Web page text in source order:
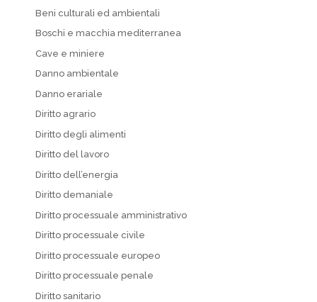
Beni culturali ed ambientali
Boschi e macchia mediterranea
Cave e miniere
Danno ambientale
Danno erariale
Diritto agrario
Diritto degli alimenti
Diritto del lavoro
Diritto dell’energia
Diritto demaniale
Diritto processuale amministrativo
Diritto processuale civile
Diritto processuale europeo
Diritto processuale penale
Diritto sanitario